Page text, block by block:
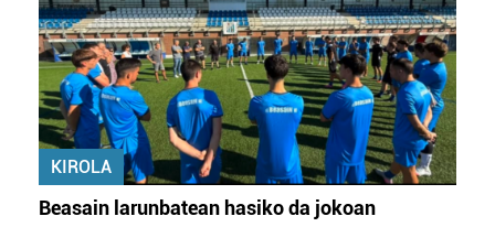
KIROLA
Beasain larunbatean hasiko da jokoan